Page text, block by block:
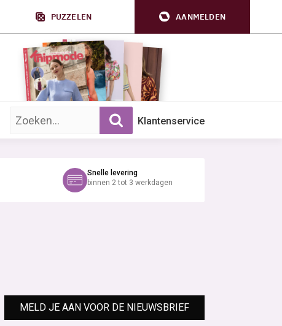
PUZZELEN AANMELDEN
Zoek op trefwoord: Klantenservice
Snelle levering
binnen 2 tot 3 werkdagen
MELD JE AAN VOOR DE NIEUWSBRIEF